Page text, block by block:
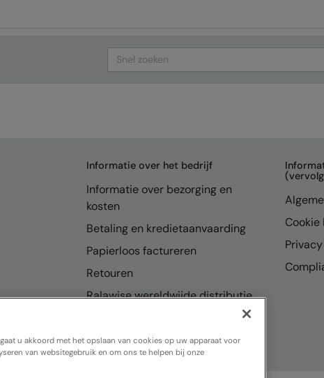
Search
Informatie over het bedrijf
Informatie over bezorging en
kosten
Betaling en kredietaanvaarding
Papierloos factureren
Retouren
Ralawise wereldwijde distributie
Cookie
u akkoord met het opslaan van cookies op uw apparaat voor
van websitegebruik en om ons te helpen bij onze